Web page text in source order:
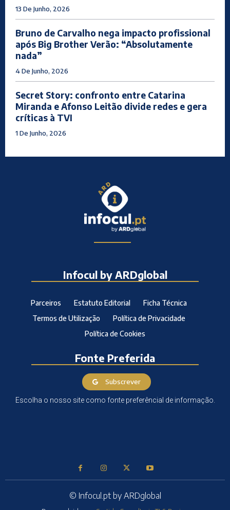
13 De Junho, 2026
Bruno de Carvalho nega impacto profissional
após Big Brother Verão: “Absolutamente
nada”
4 De Junho, 2026
Secret Story: confronto entre Catarina
Miranda e Afonso Leitão divide redes e gera
críticas à TVI
1 De Junho, 2026
Infocul by ARDglobal
Parceiros Estatuto Editorial
Ficha Técnica
Termos de Utilização
Política de Privacidade
Política de Cookies
Fonte Preferida
Subscrever
Escolha o nosso site como fonte preferêncial de informação.
© Infocul.pt by ARDglobal